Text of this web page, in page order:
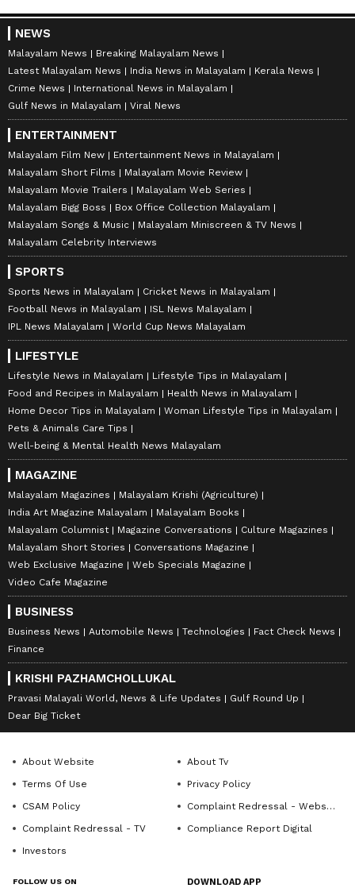
NEWS
Malayalam News
Breaking Malayalam News
Latest Malayalam News
India News in Malayalam
Kerala News
Crime News
International News in Malayalam
Gulf News in Malayalam
Viral News
ENTERTAINMENT
Malayalam Film New
Entertainment News in Malayalam
Malayalam Short Films
Malayalam Movie Review
Malayalam Movie Trailers
Malayalam Web Series
Malayalam Bigg Boss
Box Office Collection Malayalam
Malayalam Songs & Music
Malayalam Miniscreen & TV News
Malayalam Celebrity Interviews
SPORTS
Sports News in Malayalam
Cricket News in Malayalam
Football News in Malayalam
ISL News Malayalam
IPL News Malayalam
World Cup News Malayalam
LIFESTYLE
Lifestyle News in Malayalam
Lifestyle Tips in Malayalam
Food and Recipes in Malayalam
Health News in Malayalam
Home Decor Tips in Malayalam
Woman Lifestyle Tips in Malayalam
Pets & Animals Care Tips
Well-being & Mental Health News Malayalam
MAGAZINE
Malayalam Magazines
Malayalam Krishi (Agriculture)
India Art Magazine Malayalam
Malayalam Books
Malayalam Columnist
Magazine Conversations
Culture Magazines
Malayalam Short Stories
Conversations Magazine
Web Exclusive Magazine
Web Specials Magazine
Video Cafe Magazine
BUSINESS
Business News Automobile News Technologies
Fact Check News
Finance
KRISHI PAZHAMCHOLLUKAL
Pravasi Malayali World, News & Life Updates
Gulf Round Up
Dear Big Ticket
About Website
About Tv
Terms Of Use
Privacy Policy
CSAM Policy
Complaint Redressal - Website
Complaint Redressal - TV
Compliance Report Digital
Investors
FOLLOW US ON DOWNLOAD APP